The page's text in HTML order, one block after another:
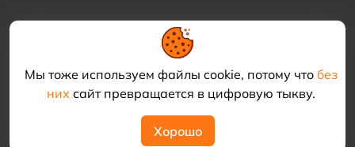
Мы тоже используем файлы cookie, потому что без
нихсайт превращается в цифровую тыкву.
Хорошо
© 2021–2026 «Академия КриоФрост»